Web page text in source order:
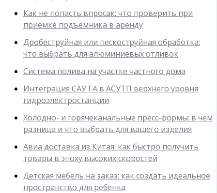
Как не попасть впросак: что проверить при
приемке подъемника в аренду
Дробеструйная или пескоструйная обработка:
что выбрать для алюминиевых отливок
Система полива на участке частного дома
Интеграция САУ ГА в АСУТП верхнего уровня
гидроэлектростанции
Холодно- и горячеканальные пресс-формы: в чем
разница и что выбрать для вашего изделия
Авиа доставка из Китая: как быстро получить
товары в эпоху высоких скоростей
Детская мебель на заказ: как создать идеальное
пространство для ребенка